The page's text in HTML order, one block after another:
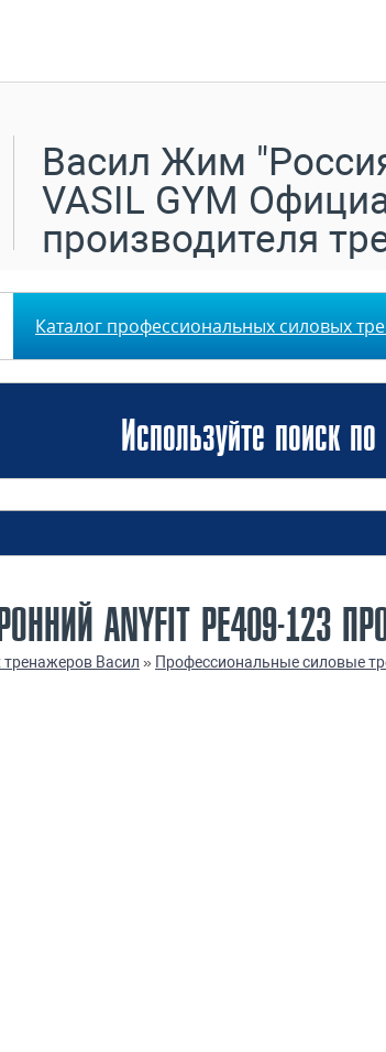
Васил Жим
VASIL GYM
производителя
Каталог профессиональных силовых
Используйте поиск
ANYFIT PE409-123
Васил » Профессиональные силовые